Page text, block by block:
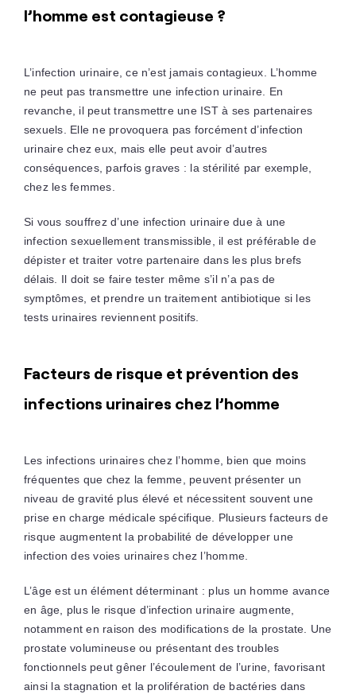
l’homme est contagieuse ?
L’infection urinaire, ce n’est jamais contagieux. L’homme
ne peut pas transmettre une infection urinaire. En
revanche, il peut transmettre une IST à ses partenaires
sexuels. Elle ne provoquera pas forcément d’infection
urinaire chez eux, mais elle peut avoir d’autres
conséquences, parfois graves : la stérilité par exemple,
chez les femmes.
Si vous souffrez d’une infection urinaire due à une
infection sexuellement transmissible, il est préférable de
dépister et traiter votre partenaire dans les plus brefs
délais. Il doit se faire tester même s’il n’a pas de
symptômes, et prendre un traitement antibiotique si les
tests urinaires reviennent positifs.
Facteurs de risque et prévention des
infections urinaires chez l’homme
Les infections urinaires chez l’homme, bien que moins
fréquentes que chez la femme, peuvent présenter un
niveau de gravité plus élevé et nécessitent souvent une
prise en charge médicale spécifique. Plusieurs facteurs de
risque augmentent la probabilité de développer une
infection des voies urinaires chez l’homme.
L’âge est un élément déterminant : plus un homme avance
en âge, plus le risque d’infection urinaire augmente,
notamment en raison des modifications de la prostate. Une
prostate volumineuse ou présentant des troubles
fonctionnels peut gêner l’écoulement de l’urine, favorisant
ainsi la stagnation et la prolifération de bactéries dans